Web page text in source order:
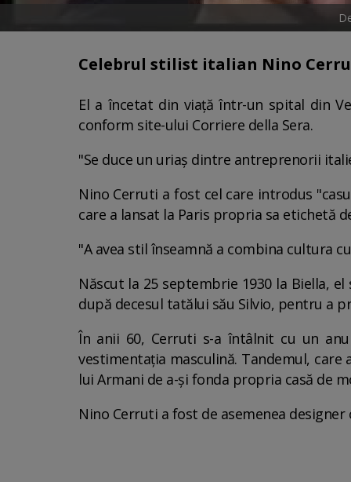
Celebrul stilist italian Nino
El a încetat din viaţă într-un spital din
conform site-ului Corriere della Sera.
"Se duce un uriaş dintre antreprenorii
Nino Cerruti a fost cel care introdus
care a lansat la Paris propria sa etichetă
"A avea stil înseamnă a combina cultura
Născut la 25 septembrie 1930 la Biella,
după decesul tatălui său Silvio, pentru a
În anii 60, Cerruti s-a întâlnit cu un
vestimentaţia masculină. Tandemul,
lui Armani de a-şi fonda propria casă de
Nino Cerruti a fost de asemenea